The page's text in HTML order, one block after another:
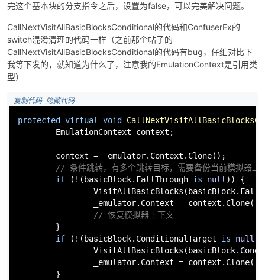
完这个基本块的分支指令之后，设置为false，可以完美解决问题。
CallNextVisitAllBasicBlocksConditional的代码和ConfuserEx的
switch混淆清理的代码一样（之前那个帖子的
CallNextVisitAllBasicBlocksConditional的代码有bug，仔细对比下
我等下发的，就知道为什么了，注意我的EmulationContext是引用类
型）
复制代码 隐藏代码
protected virtual void
EmulationContext context;
context = _emulator.Context.Clone();
// 条件跳转，有多个跳转目标，需要备份当前模拟器上
if (!(basicBlock.FallThrough is null)) {
_emulator.Context = context.Clone();
// 恢复模拟器上下文
}
if (!(basicBlock.ConditionalTarget is null
_emulator.Context = context.Clone();
}